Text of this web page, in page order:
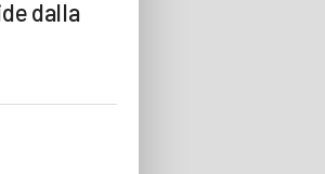
dalla